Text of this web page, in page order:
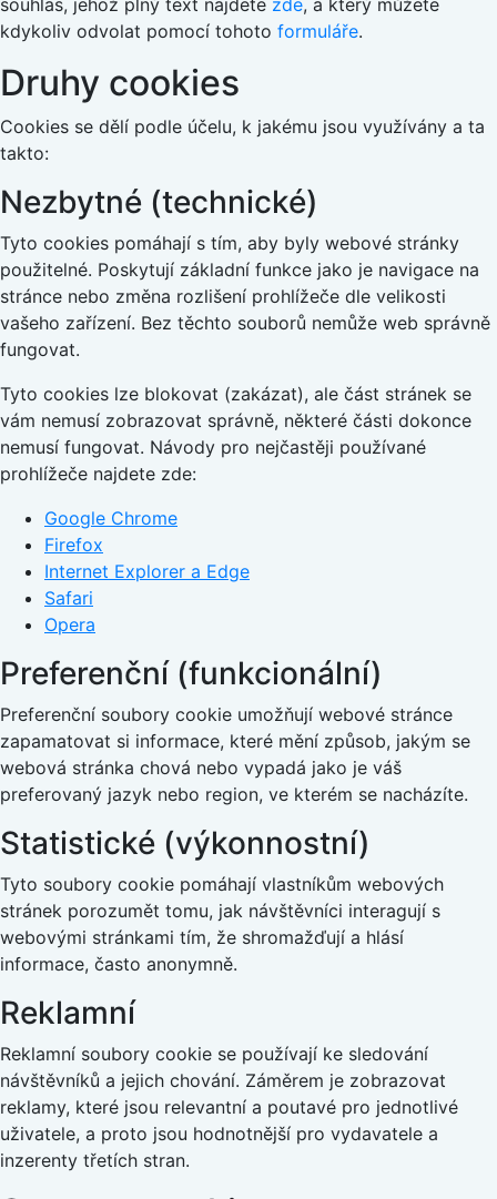
souhlas, jehož plný text najdete zde, a který můžete
kdykoliv odvolat pomocí tohoto formuláře.
Druhy cookies
Cookies se dělí podle účelu, k jakému jsou využívány a ta
takto:
Nezbytné (technické)
Tyto cookies pomáhají s tím, aby byly webové stránky
použitelné. Poskytují základní funkce jako je navigace na
stránce nebo změna rozlišení prohlížeče dle velikosti
vašeho zařízení. Bez těchto souborů nemůže web správně
fungovat.
Tyto cookies lze blokovat (zakázat), ale část stránek se
vám nemusí zobrazovat správně, některé části dokonce
nemusí fungovat. Návody pro nejčastěji používané
prohlížeče najdete zde:
Google Chrome
Firefox
Internet Explorer a Edge
Safari
Opera
Preferenční (funkcionální)
Preferenční soubory cookie umožňují webové stránce
zapamatovat si informace, které mění způsob, jakým se
webová stránka chová nebo vypadá jako je váš
preferovaný jazyk nebo region, ve kterém se nacházíte.
Statistické (výkonnostní)
Tyto soubory cookie pomáhají vlastníkům webových
stránek porozumět tomu, jak návštěvníci interagují s
webovými stránkami tím, že shromažďují a hlásí
informace, často anonymně.
Reklamní
Reklamní soubory cookie se používají ke sledování
návštěvníků a jejich chování. Záměrem je zobrazovat
reklamy, které jsou relevantní a poutavé pro jednotlivé
uživatele, a proto jsou hodnotnější pro vydavatele a
inzerenty třetích stran.